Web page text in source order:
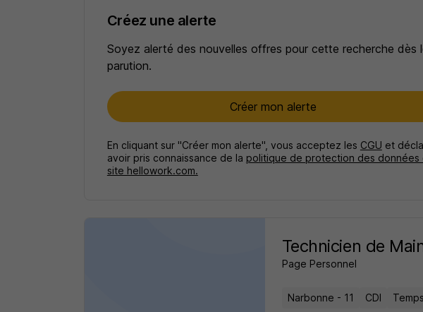
Créez une alerte
Soyez alerté des nouvelles offres pour cette recherche dès
parution.
Créer mon alerte
En cliquant sur "Créer mon alerte", vous acceptez les CGU et
avoir pris connaissance de la politique de protection des données
site hellowork.com.
Technicien de
Page Personnel
Narbonne - 11 CDI